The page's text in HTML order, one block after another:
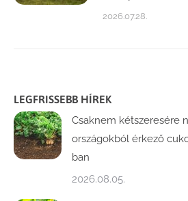
2026.07.28.
LEGFRISSEBB HÍREK
Csaknem kétszeresére
országokból érkező
ban
2026.08.05.